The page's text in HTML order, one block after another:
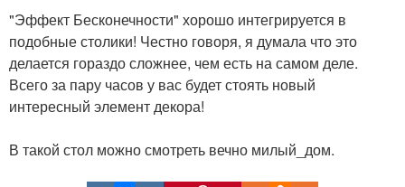
"Эффект Бесконечности" хорошо интегрируется в
подобные столики! Честно говоря, я думала что это
делается гораздо сложнее, чем есть на самом деле.
Всего за пару часов у вас будет стоять новый
интересный элемент декора!
В такой стол можно смотреть вечно милый_дом.